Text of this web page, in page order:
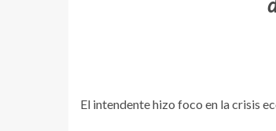
El intendente hizo foco en la crisis